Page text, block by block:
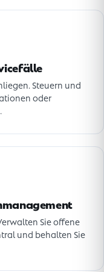
Steuern und
oder
Sie offene
und behalten Sie